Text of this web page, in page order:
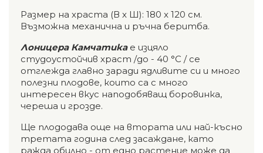
Размер на храста (В x Ш): 180 x 120 см.
Възможна механична и ръчна беритба.
Лоницера Камчатикае изцяло
студоустойчив храст /до - 40 °C / се
отглежда главно заради ядливите си и много
полезни плодове, които са с много
интересен вкус наподобяващ боровинка,
череша и грозде.
Ще плододава още на втората или най-късно
третата година след засаждане, като
ражда обилно - от едно растение може да